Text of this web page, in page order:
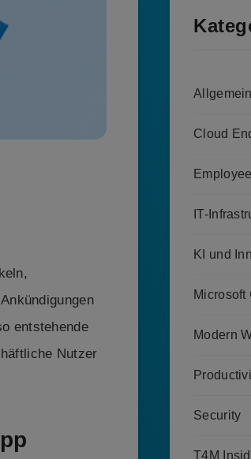
entstehende
Nutzer
Allgemein
Cloud
IT-
KI und
Microsoft
Modern
Security
T4M